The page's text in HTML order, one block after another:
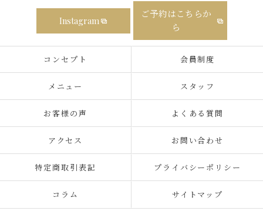
Instagram
ご予約はこちらか
ら
コンセプト 会員制度
メニュー スタッフ
お客様の声 よくある質問
アクセス お問い合わせ
特定商取引表記 プライバシーポリシー
コラム サイトマップ